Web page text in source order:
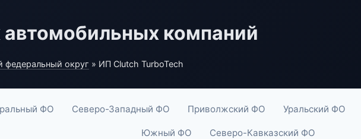
компаний
федеральный округ » ИП Clutch TurboTech
ФО Северо-Западный ФО Приволжский ФО Уральский ФО
Южный ФО Северо-Кавказский ФО